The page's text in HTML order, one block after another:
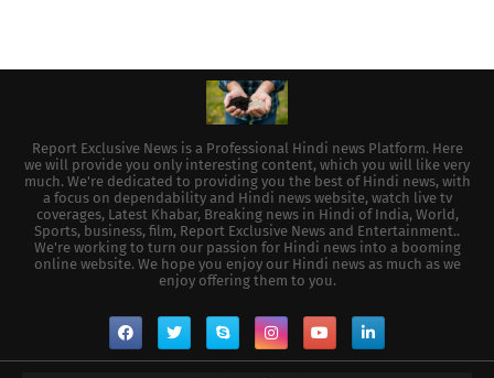
Report Exclusive News is a Professional Hindi news Platform. Here
we will provide you only interesting content, which you will like very
much. We're dedicated to providing you the best of Hindi news, with
a focus on dependability and Hindi news website, watch live tv
coverages, Latest Khabar, Breaking news in Hindi of India, World,
Sports, business, film, Report Exclusive News and Entertainment..
We're working to turn our passion for Hindi news into a booming
online website. We hope you enjoy our Hindi news as much as we
enjoy offering them to you.